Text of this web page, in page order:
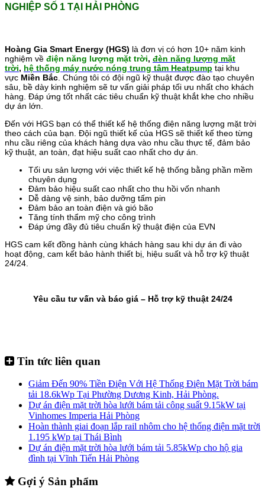
NGHIỆP SỐ 1 TẠI HẢI PHÒNG
Hoàng Gia Smart Energy (HGS) là đơn vị có hơn 10+ năm kinh
nghiệm về điện năng lượng mặt trời, đèn năng lượng mặt
trời, hệ thống máy nước nóng trung tâm Heatpump tại khu
vực Miền Bắc . Chúng tôi có đội ngũ kỹ thuật được đào tạo chuyên
sâu, bề dày kinh nghiệm sẽ tư vấn giải pháp tối ưu nhất cho khách
hàng. Đáp ứng tốt nhất các tiêu chuẩn kỹ thuật khắt khe cho nhiều
dự án lớn.
Đến với HGS bạn có thể thiết kế hệ thống điện năng lượng mặt trời
theo cách của bạn. Đội ngũ thiết kế của HGS sẽ thiết kế theo từng
nhu cầu riêng của khách hàng dựa vào nhu cầu thực tế, đảm bảo
kỹ thuật, an toàn, đạt hiệu suất cao nhất cho dự án.
Tối ưu sản lượng với việc thiết kế hệ thống bằng phần mềm
chuyên dụng
Đảm bảo hiệu suất cao nhất cho thu hồi vốn nhanh
Dễ dàng vệ sinh, bảo dưỡng tấm pin
Đảm bảo an toàn điện và gió bão
Tăng tính thẩm mỹ cho công trình
Đáp ứng đầy đủ tiêu chuẩn kỹ thuật điện của EVN
HGS cam kết đồng hành cùng khách hàng sau khi dự án đi vào
hoạt động, cam kết bảo hành thiết bị, hiệu suất và hỗ trợ kỹ thuật
24/24.
Yêu cầu tư vấn và báo giá – Hỗ trợ kỹ thuật 24/24
Tin tức liên quan
Giảm Đến 90% Tiền Điện Với Hệ Thống Điện Mặt Trời bám
tải 18.6kWp Tại Phường Dương Kinh, Hải Phòng.
Dự án điện mặt trời hòa lưới bám tải công suất 9.15kW tại
Vinhomes Imperia Hải Phòng
Hoàn thành giai đoạn lắp rail nhôm cho hệ thống điện mặt trời
1.195 kWp tại Thái Bình
Dự án điện mặt trời hòa lưới bám tải 5.85kWp cho hộ gia
đình tại Vĩnh Tiến Hải Phòng
Gợi ý Sản phẩm